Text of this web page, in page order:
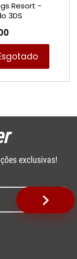
Resort -
3DS
exclusivas!